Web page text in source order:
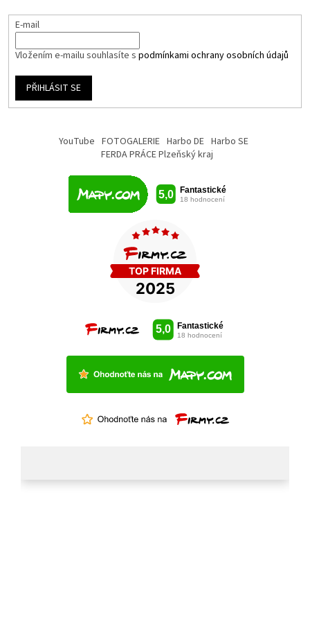
E-mail
Vložením e-mailu souhlasíte s podmínkami ochrany osobních údajů
PŘIHLÁSIT SE
YouTube FOTOGALERIE Harbo DE Harbo SE
FERDA PRÁCE Plzeňský kraj